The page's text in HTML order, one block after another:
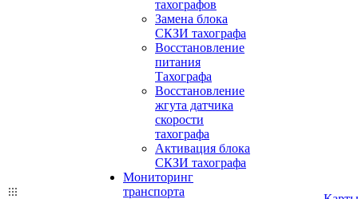
тахографов
Замена блока
СКЗИ тахографа
Восстановление
питания
Тахографа
Восстановление
жгута датчика
скорости
тахографа
Активация блока
СКЗИ тахографа
Мониторинг
транспорта